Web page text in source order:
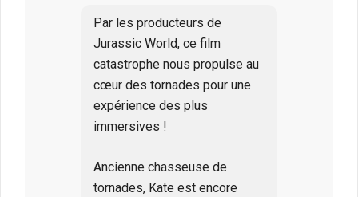
Par les producteurs de
Jurassic World, ce film
catastrophe nous propulse au
cœur des tornades pour une
expérience des plus
immersives !
Ancienne chasseuse de
tornades, Kate est encore